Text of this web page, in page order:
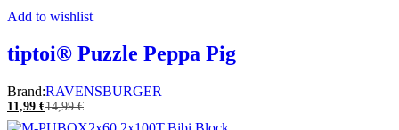
Add to wishlist
tiptoi® Puzzle Peppa Pig
Brand:RAVENSBURGER
11,99 €14,99€